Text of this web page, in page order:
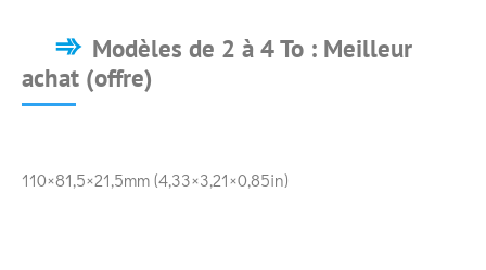
Modèles de 2 à 4 To : Meilleur
achat (offre)
110×81,5×21,5mm (4,33×3,21×0,85in)